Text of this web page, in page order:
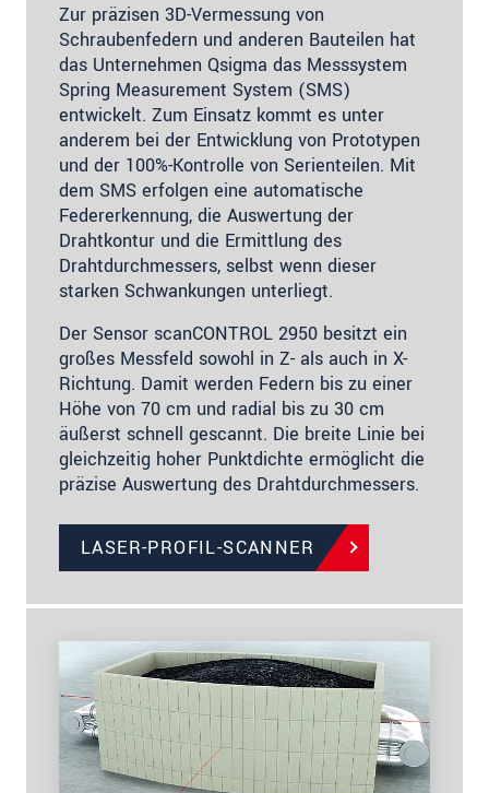
Zur präzisen 3D-Vermessung von
Schraubenfedern und anderen Bauteilen hat
das Unternehmen Qsigma das Messsystem
Spring Measurement System (SMS)
entwickelt. Zum Einsatz kommt es unter
anderem bei der Entwicklung von Prototypen
und der 100%-Kontrolle von Serienteilen. Mit
dem SMS erfolgen eine automatische
Federerkennung, die Auswertung der
Drahtkontur und die Ermittlung des
Drahtdurchmessers, selbst wenn dieser
starken Schwankungen unterliegt.
Der Sensor scanCONTROL 2950 besitzt ein
großes Messfeld sowohl in Z- als auch in X-
Richtung. Damit werden Federn bis zu einer
Höhe von 70 cm und radial bis zu 30 cm
äußerst schnell gescannt. Die breite Linie bei
gleichzeitig hoher Punktdichte ermöglicht die
präzise Auswertung des Drahtdurchmessers.
LASER-PROFIL-SCANNER